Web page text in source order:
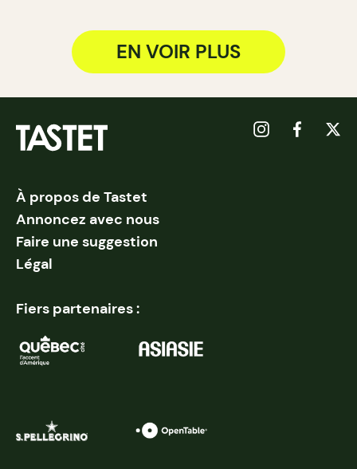
EN VOIR PLUS
À propos de Tastet
Annoncez avec nous
Faire une suggestion
Légal
Fiers partenaires :